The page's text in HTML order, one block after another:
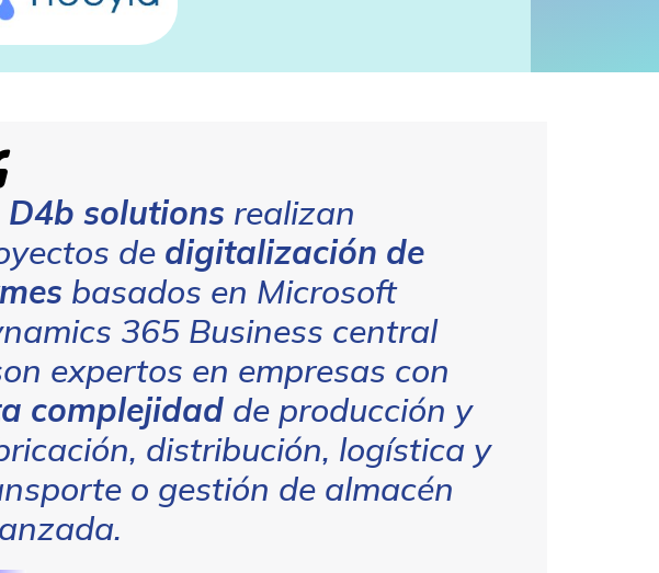
D4b solutions realizan
de digitalización de
basados en Microsoft
365 Business central
expertos en empresas con
complejidad de producción y
distribución, logística y
o gestión de almacén